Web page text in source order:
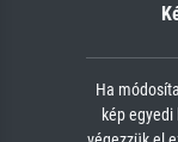
Ha
kép